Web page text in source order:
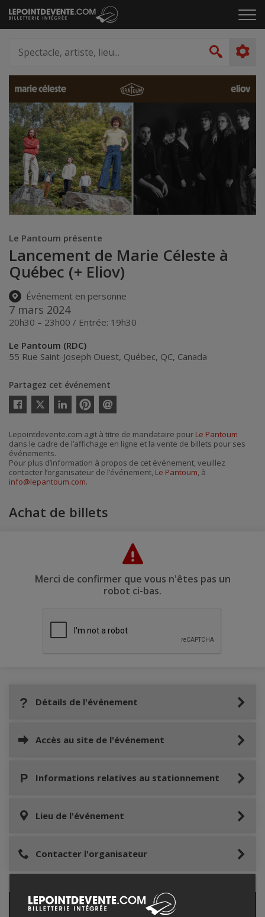
Passer
au
le
artiste,
lieu...
Le Pantoum présente
Lancement de Marie Céleste à
Québec (+ Eliov)
Événement en personne
7 mars 2024
20h30 – 23h00 / Entrée: 19h30
Le Pantoum (RDC)
55 Rue Saint-Joseph Ouest, Québec, QC, Canada
Partagez cet événement
Twitter
courriel
Lepointdevente.com agit à titre de mandataire pour Le Pantoum
dans le cadre de l’affichage en ligne et la vente de billets pour ses
événements.
Pour plus d’information à propos de cet événement, veuillez
contacter l’organisateur de l’événement, Le Pantoum, à
info@lepantoum.com.
Achat de billets
Merci de confirmer que vous n'êtes pas un
robot ci-bas.
Détails de l'événement
Accès au site de l'événement
Informations relatives au stationnement
Lieu de l'événement
Contacter l'organisateur